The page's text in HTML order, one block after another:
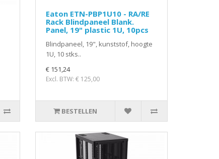
Eaton ETN-PBP1U10 - RA/RE
Rack Blindpaneel Blank.
Panel, 19" plastic 1U, 10pcs
Blindpaneel, 19", kunststof, hoogte
1U, 10 stks..
€ 151,24
Excl. BTW: € 125,00
BESTELLEN